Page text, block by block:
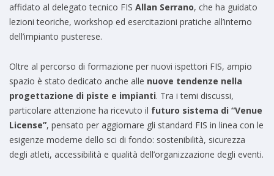
affidato al delegato tecnico FIS Allan Serrano, che ha guidato
lezioni teoriche, workshop ed esercitazioni pratiche all’interno
dell’impianto pusterese.
Oltre al percorso di formazione per nuovi ispettori FIS, ampio
spazio è stato dedicato anche alle nuove tendenze nella
progettazione di piste e impianti. Tra i temi discussi,
particolare attenzione ha ricevuto il futuro sistema di “Venue
License”, pensato per aggiornare gli standard FIS in linea con le
esigenze moderne dello sci di fondo: sostenibilità, sicurezza
degli atleti, accessibilità e qualità dell’organizzazione degli eventi.